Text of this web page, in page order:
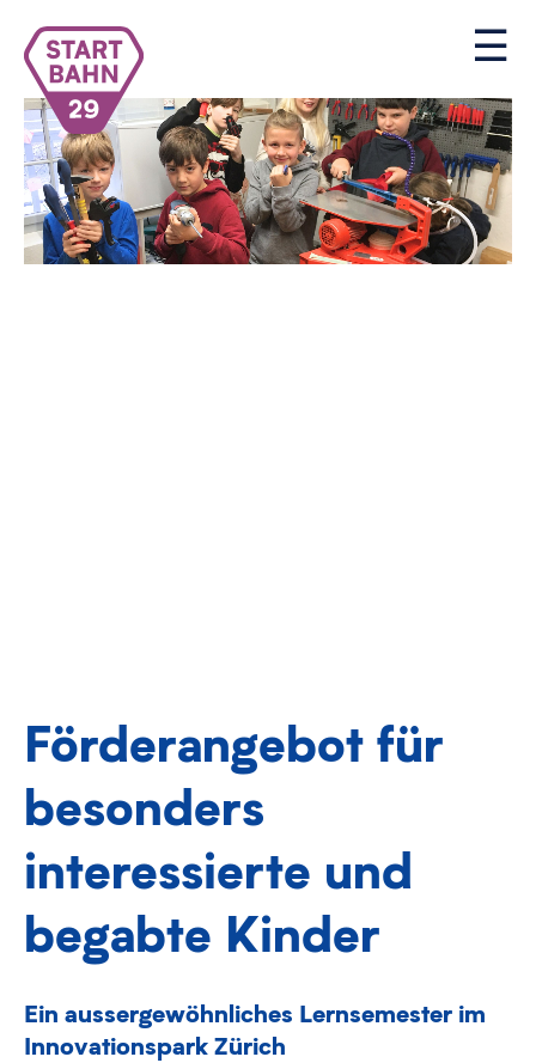
Förderangebot für
besonders
interessierte und
begabte Kinder
Ein aussergewöhnliches Lernsemester im
Innovationspark Zürich